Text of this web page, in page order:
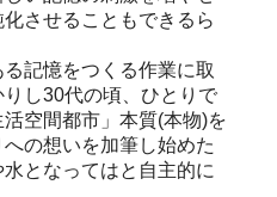
させることもできるら
記憶をつくる作業に取
し30代の頃、ひとりで
空間都市」本質(本物)を
の想いを加筆し始めた
となってはと自主的に